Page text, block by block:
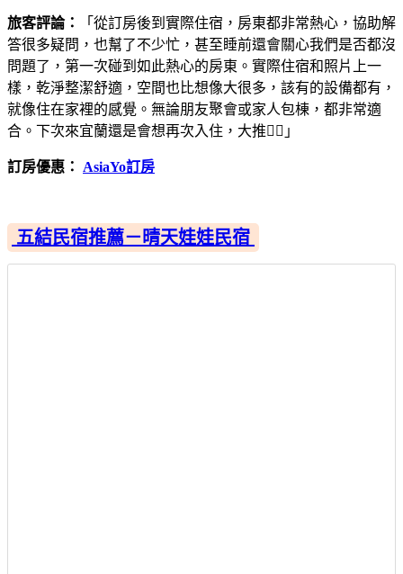
旅客評論：
「從訂房後到實際住宿，房東都非常熱心，協助解
答很多疑問，也幫了不少忙，甚至睡前還會關心我們是否都沒
問題了，第一次碰到如此熱心的房東。實際住宿和照片上一
樣，乾淨整潔舒適，空間也比想像大很多，該有的設備都有，
就像住在家裡的感覺。無論朋友聚會或家人包棟，都非常適
合。下次來宜蘭還是會想再次入住，大推👍🏻」
訂房優惠： AsiaYo訂房
五結民宿推薦－晴天娃娃民宿